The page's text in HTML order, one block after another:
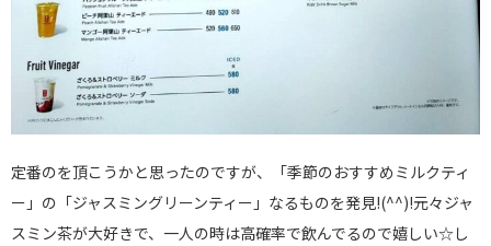
定番のを頂こうかと思ったのですが、「季節のおすすめミルクティ
ー」の「ジャスミングリーンティー」なるものを発見!(^^)!元々ジャ
スミン茶が大好きで、一人の時は高確率で飲んでるので嬉しい☆し